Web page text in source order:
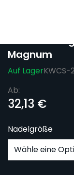
0.25mm
Magnum
Auf LagerKWCS-
Ab:
32,13 €
Nadelgröße